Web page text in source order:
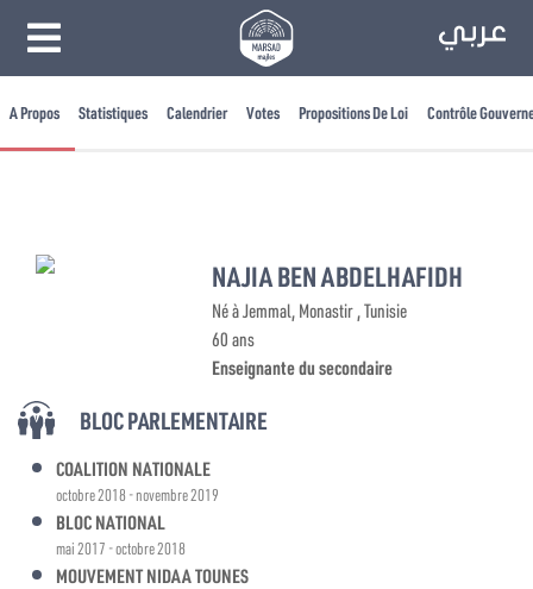
A Propos Statistiques Calendrier Votes Propositions De Loi Contrôle
NAJIA BEN ABDELHAFIDH
Né à Jemmal, Monastir , Tunisie
60 ans
Enseignante du secondaire
BLOC PARLEMENTAIRE
COALITION NATIONALE
octobre 2018 - novembre 2019
BLOC NATIONAL
mai 2017 - octobre 2018
MOUVEMENT NIDAA TOUNES